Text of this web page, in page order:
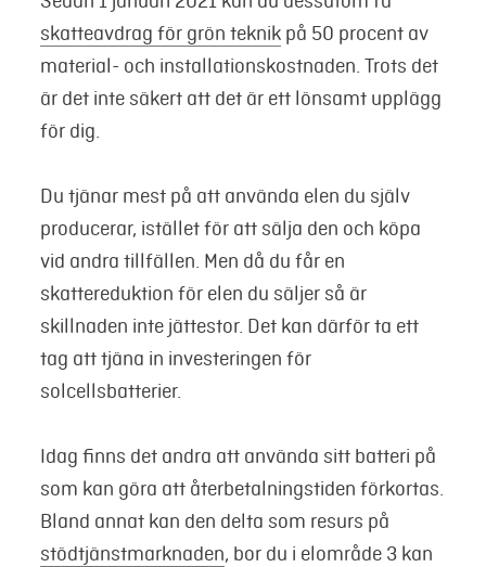
skatteavdrag för grön teknikpå 50 procent av
material- och installationskostnaden. Trots det
är det inte säkert att det är ett lönsamt upplägg
för dig.
Du tjänar mest på att använda elen du själv
producerar, istället för att sälja den och köpa
vid andra tillfällen. Men då du får en
skattereduktion för elen du säljer så är
skillnaden inte jättestor. Det kan därför ta ett
tag att tjäna in investeringen för
solcellsbatterier.
Idag finns det andra att använda sitt batteri på
som kan göra att återbetalningstiden förkortas.
Bland annat kan den delta som resurs på
stödtjänstmarknaden, bor du i elområde 3 kan